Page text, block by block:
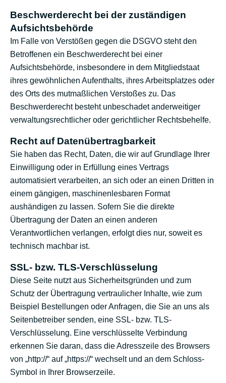
Beschwerde­recht bei der zuständigen
Aufsichts­behörde
Im Falle von Verstößen gegen die DSGVO steht den
Betroffenen ein Beschwerderecht bei einer
Aufsichtsbehörde, insbesondere in dem Mitgliedstaat
ihres gewöhnlichen Aufenthalts, ihres Arbeitsplatzes oder
des Orts des mutmaßlichen Verstoßes zu. Das
Beschwerderecht besteht unbeschadet anderweitiger
verwaltungsrechtlicher oder gerichtlicher Rechtsbehelfe.
Recht auf Daten­übertrag­barkeit
Sie haben das Recht, Daten, die wir auf Grundlage Ihrer
Einwilligung oder in Erfüllung eines Vertrags
automatisiert verarbeiten, an sich oder an einen Dritten in
einem gängigen, maschinenlesbaren Format
aushändigen zu lassen. Sofern Sie die direkte
Übertragung der Daten an einen anderen
Verantwortlichen verlangen, erfolgt dies nur, soweit es
technisch machbar ist.
SSL- bzw. TLS-Verschlüsselung
Diese Seite nutzt aus Sicherheitsgründen und zum
Schutz der Übertragung vertraulicher Inhalte, wie zum
Beispiel Bestellungen oder Anfragen, die Sie an uns als
Seitenbetreiber senden, eine SSL- bzw. TLS-
Verschlüsselung. Eine verschlüsselte Verbindung
erkennen Sie daran, dass die Adresszeile des Browsers
von „http://“ auf „https://“ wechselt und an dem Schloss-
Symbol in Ihrer Browserzeile.